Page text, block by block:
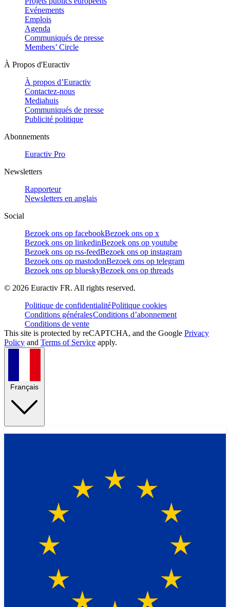
Evénements
Emplois
Agenda
Communiqués de presse
Members’ Circle
À Propos d'Euractiv
À propos d’Euractiv
Contactez-nous
Mediahuis
Communiqués de presse
Publicité politique
Abonnements
Euractiv Pro
Newsletters
Rapporteur
Newsletters en anglais
Social
Bezoek ons op facebookBezoek ons op x
Bezoek ons op linkedinBezoek ons op youtube
Bezoek ons op rss-feedBezoek ons op instagram
Bezoek ons op mastodonBezoek ons op telegram
Bezoek ons op blueskyBezoek ons op threads
© 2026 Euractiv FR. All rights reserved.
Politique de confidentialitéPolitique cookies
Conditions généralesConditions d’abonnement
Conditions de vente
This site is protected by reCAPTCHA, and the Google Privacy
Policy and Terms of Service apply.
Français